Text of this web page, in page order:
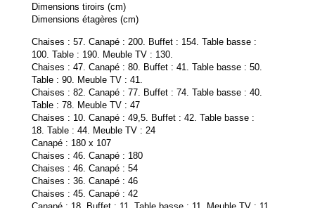
Dimensions tiroirs (cm)
Dimensions étagères (cm)
Chaises : 57. Canapé : 200. Buffet : 154. Table basse :
100. Table : 190. Meuble TV : 130.
Chaises : 47. Canapé : 80. Buffet : 41. Table basse : 50.
Table : 90. Meuble TV : 41.
Chaises : 82. Canapé : 77. Buffet : 74. Table basse : 40.
Table : 78. Meuble TV : 47
Chaises : 10. Canapé : 49,5. Buffet : 42. Table basse :
18. Table : 44. Meuble TV : 24
Canapé : 180 x 107
Chaises : 46. Canapé : 180
Chaises : 46. Canapé : 54
Chaises : 36. Canapé : 46
Chaises : 45. Canapé : 42